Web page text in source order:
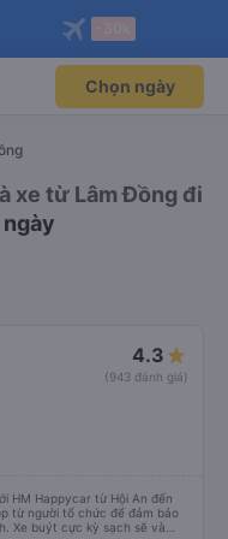
Mở app
bay qua
Mở app
Chọn ngày
xe từ Lâm Đồng đi
4.3
(943 đánh giá)
HM Happycar từ Hội An đến
từ người tổ chức để đảm bảo
Xe buýt cực kỳ sạch sẽ và